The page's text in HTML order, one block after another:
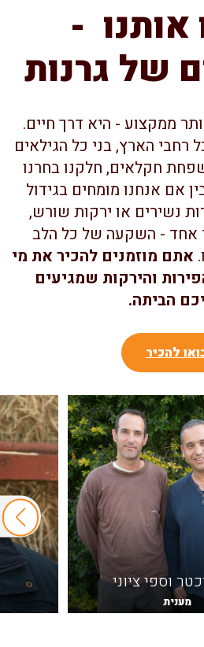
אותנו -
של גרנות
ממקצוע - היא דרך חיים.
הארץ, בני כל הגילאים
חקלאים, חלקנו בחרנו
אם אנחנו מומחים בגידול
נשירים או ירקות שורש,
אחד - השקעה של כל הלב
מוזמנים להכיר את מי
והירקות שמגיעים
הביתה.
להכיר
וספי ציוני
מענית